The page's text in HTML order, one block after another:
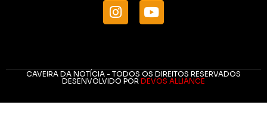
CAVEIRA DA NOTÍCIA - TODOS OS DIREITOS RESERVADOS
DESENVOLVIDO POR DEVOS ALLIANCE